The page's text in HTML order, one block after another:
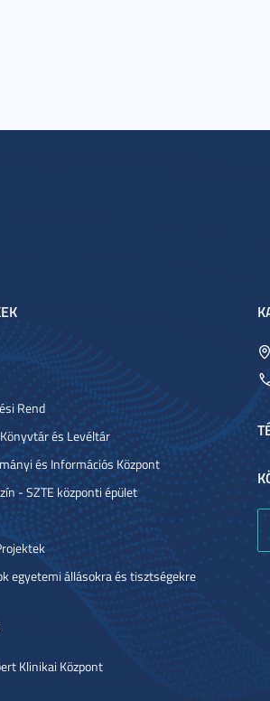
Rend
és Levéltár
és Információs Központ
- SZTE központi épület
egyetemi állásokra és tisztségekre
Klinikai Központ